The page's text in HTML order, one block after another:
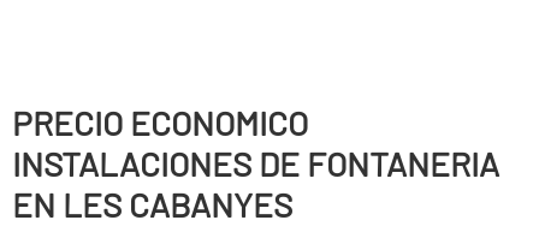
PRECIO ECONOMICO
INSTALACIONES DE FONTANERIA
EN LES CABANYES